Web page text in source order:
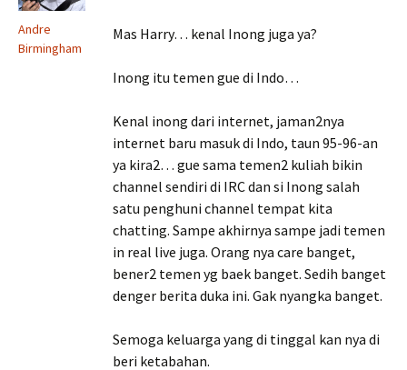
Andre
Birmingham
Mas Harry… kenal Inong juga ya?
Inong itu temen gue di Indo…
Kenal inong dari internet, jaman2nya
internet baru masuk di Indo, taun 95-96-an
ya kira2… gue sama temen2 kuliah bikin
channel sendiri di IRC dan si Inong salah
satu penghuni channel tempat kita
chatting. Sampe akhirnya sampe jadi temen
in real live juga. Orang nya care banget,
bener2 temen yg baek banget. Sedih banget
denger berita duka ini. Gak nyangka banget.
Semoga keluarga yang di tinggal kan nya di
beri ketabahan.